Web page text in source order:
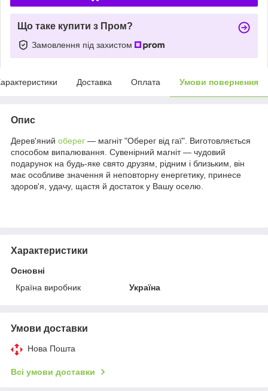
Що таке купити з Пром?
Замовлення під захистом
Доставка Оплата Умови повернення
Опис
Дерев'яний оберег — магніт "Оберег від гаї". Виготовляється
способом випалювання. Сувенірний магніт — чудовий
подарунок на будь-яке свято друзям, рідним і близьким, він
має особливе значення й неповторну енергетику, принесе
здоров'я, удачу, щастя й достаток у Вашу оселю.
Характеристики
Основні
Країна виробник
Україна
Умови доставки
Нова Пошта
Всі умови доставки